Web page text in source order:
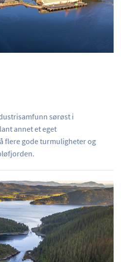
sørøst i
annet et eget
flere gode turmuligheter og